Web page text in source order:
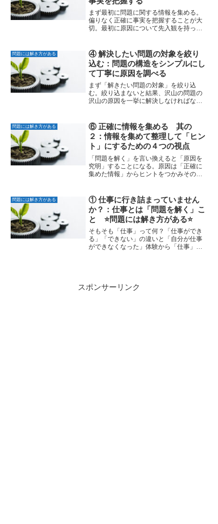
まず最初に問題に関する情報を集める。
偏りなく正確に事実を把握することが大
切。最初に原因について先入観を持って
って調査したために原因を見誤った事例
失敗事例から入る。「先入...
問題には解き方がある
④ 解決したい問題の対象を絞り
込む：問題の構造をシンプルにし
て丁寧に原因を調べる
まず「解きたい問題の対象」を絞り込
む。絞り込まないと結果、沢山の問題の
沢山の原因を一挙に解決しなければなら
できる沢山のことを一挙に解決しようと
していないか？「不良率の低...
問題には解き方がある
⑥ 正確に情報を集める 其の
２：情報を集めて整理して「ヒン
ト」にするための４つの視点
「問題を解く」を言い換えると「原因を
究明」することになる。原因は「正確に
集めた情報」からヒントをつかみそのヒ
点①全体像②特徴③傾向④変化点で行
う。問題を解くとは「問題を...
問題には解き方がある
① 仕事に行き詰まっていません
か？：仕事とは「問題を解く」こ
と ⭐️問題には解き方がある⭐️
そもそも「仕事」って何？「仕事ができ
る」「できない」の違いと「自分が仕事
ができなくなった」体験から「仕事」と
スポンサーリンク